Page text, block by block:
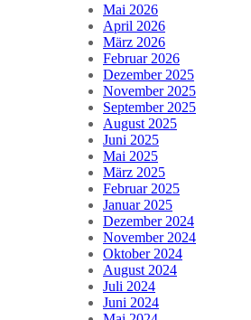
Mai 2026
April 2026
März 2026
Februar 2026
Dezember 2025
November 2025
September 2025
August 2025
Juni 2025
Mai 2025
März 2025
Februar 2025
Januar 2025
Dezember 2024
November 2024
Oktober 2024
August 2024
Juli 2024
Juni 2024